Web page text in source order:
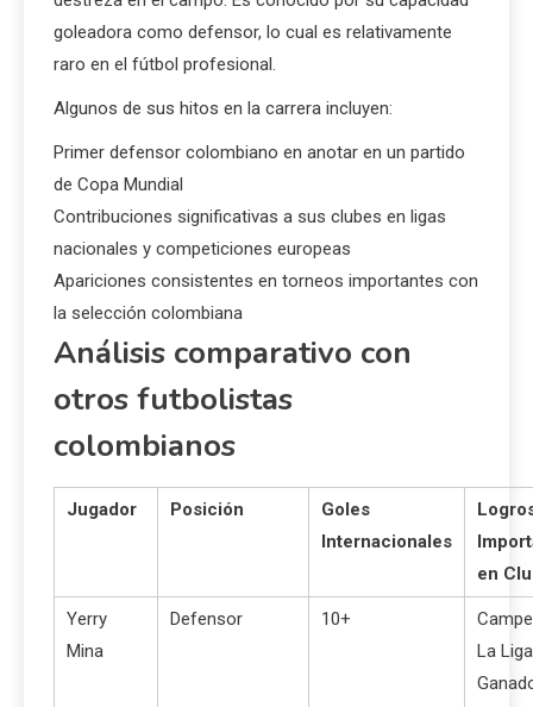
goleadora como defensor, lo cual es relativamente
raro en el fútbol profesional.
Algunos de sus hitos en la carrera incluyen:
Primer defensor colombiano en anotar en un partido
de Copa Mundial
Contribuciones significativas a sus clubes en ligas
nacionales y competiciones europeas
Apariciones consistentes en torneos importantes con
la selección colombiana
Análisis comparativo con
otros futbolistas
colombianos
Jugador Posición
Goles
Internacionales
en
Yerry
Mina
Defensor 10+
La